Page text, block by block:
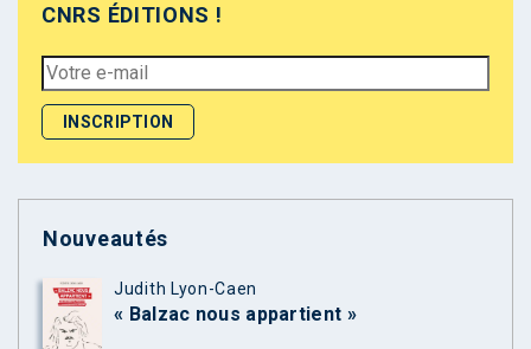
CNRS ÉDITIONS !
Nouveautés
Judith Lyon-Caen
« Balzac nous appartient »